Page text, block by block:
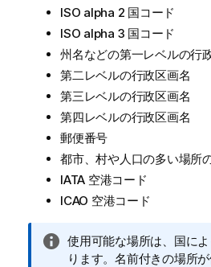
ISO alpha 2 国コード
ISO alpha 3 国コード
州名などの第一レベルの行
第二レベルの行政区画名
第三レベルの行政区画名
第四レベルの行政区画名
郵便番号
都市、村や人口の多い場所
IATA 空港コード
ICAO 空港コード
情
報
使用可能な場所は、国に
ります。名前付きの場所が